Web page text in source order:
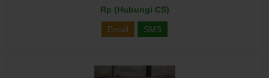
Rp (Hubungi CS)
Email SMS